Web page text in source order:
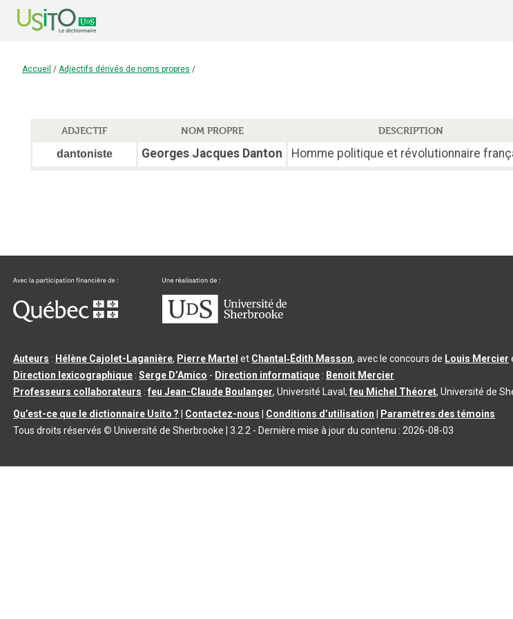
Accueil / Adjectifs dérivés de noms propres /
ADJECTIF NOM PROPRE
DESCRIPTION
dantoniste
Georges Jacques Danton Homme politique et révolutionnaire
Auteurs : Hélène Cajolet-Laganière, Pierre Martel et Chantal‑Édith Masson, avec le concours de Louis Mercier
Direction lexicographique :Serge D’Amico - Direction informatique : Benoit Mercier
Professeurs collaborateurs :feu Jean-Claude Boulanger, Université Laval,feu Michel Théoret, Université de
Qu’est-ce que le dictionnaire Usito ?
Contactez-nous Conditions d’utilisation
Paramètres des témoins
Tous droits réservés © Université de Sherbrooke |3.2.2 - Dernière mise à jour du contenu : 2026-08-03